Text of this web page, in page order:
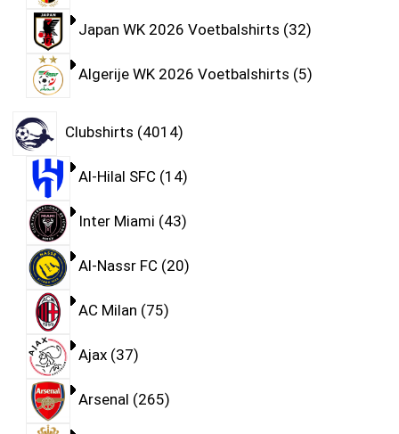
Japan WK 2026 Voetbalshirts 32
Algerije WK 2026 Voetbalshirts 5
Clubshirts 4014
Al-Hilal SFC 14
Inter Miami 43
Al-Nassr FC 20
AC Milan 75
Ajax 37
Arsenal 265